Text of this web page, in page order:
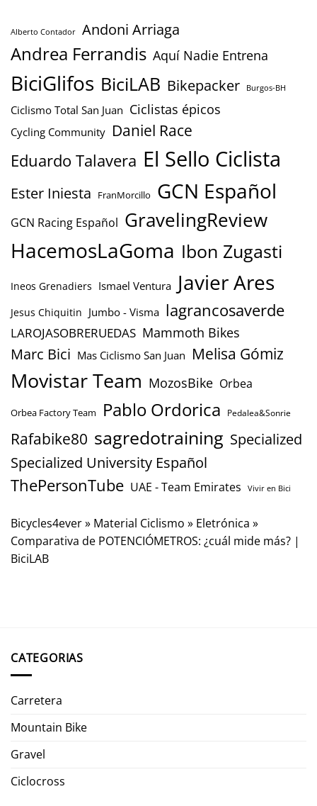
Alberto Contador Andoni Arriaga
Andrea Ferrandis Aquí Nadie Entrena
BiciGlifos BiciLAB Bikepacker Burgos-BH
Ciclismo Total San Juan Ciclistas épicos
Cycling Community Daniel Race
Eduardo Talavera El Sello Ciclista
Ester Iniesta FranMorcillo GCN Español
GCN Racing Español GravelingReview
HacemosLaGoma Ibon Zugasti
Ineos Grenadiers Ismael Ventura Javier Ares
Jesus Chiquitin Jumbo - Visma lagrancosaverde
LAROJASOBRERUEDAS Mammoth Bikes
Marc Bici Mas Ciclismo San Juan Melisa Gómiz
Movistar Team MozosBike Orbea
Orbea Factory Team Pablo Ordorica Pedalea&Sonrie
Rafabike80 sagredotraining Specialized
Specialized University Español
ThePersonTube UAE - Team Emirates Vivir en Bici
Bicycles4ever» Material Ciclismo » Eletrónica »
Comparativa de POTENCIÓMETROS: ¿cuál mide más? |
BiciLAB
CATEGORIAS
Carretera
Mountain Bike
Gravel
Ciclocross